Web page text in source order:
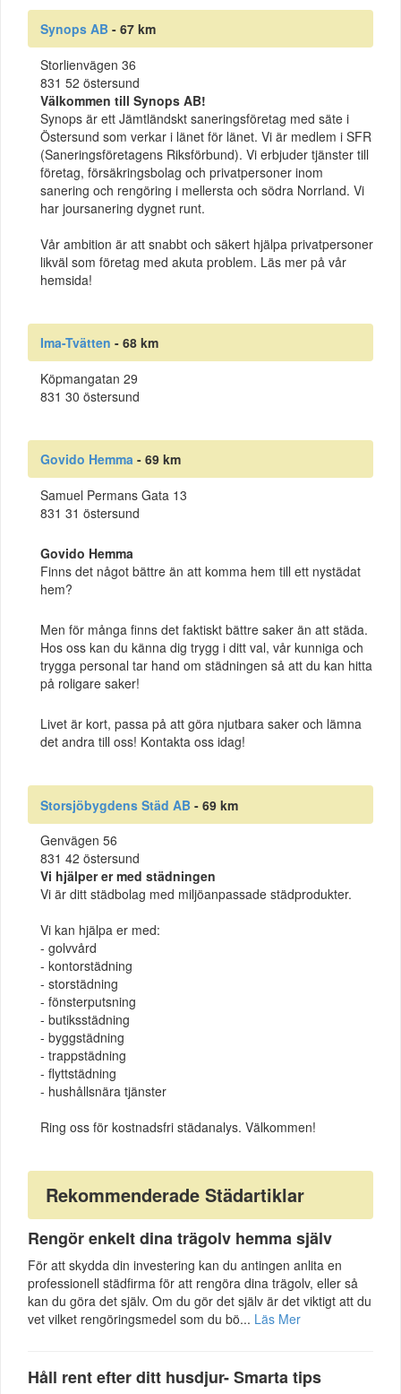
Synops AB - 67 km
Storlienvägen 36
831 52 östersund
Välkommen till Synops AB!
Synops är ett Jämtländskt saneringsföretag med säte i
Östersund som verkar i länet för länet. Vi är medlem i SFR
(Saneringsföretagens Riksförbund). Vi erbjuder tjänster till
företag, försäkringsbolag och privatpersoner inom
sanering och rengöring i mellersta och södra Norrland. Vi
har joursanering dygnet runt.
Vår ambition är att snabbt och säkert hjälpa privatpersoner
likväl som företag med akuta problem. Läs mer på vår
hemsida!
Ima-Tvätten - 68 km
Köpmangatan 29
831 30 östersund
Govido Hemma - 69 km
Samuel Permans Gata 13
831 31 östersund
Govido Hemma
Finns det något bättre än att komma hem till ett nystädat
hem?
Men för många finns det faktiskt bättre saker än att städa.
Hos oss kan du känna dig trygg i ditt val, vår kunniga och
trygga personal tar hand om städningen så att du kan hitta
på roligare saker!
Livet är kort, passa på att göra njutbara saker och lämna
det andra till oss! Kontakta oss idag!
Storsjöbygdens Städ AB - 69 km
Genvägen 56
831 42 östersund
Vi hjälper er med städningen
Vi är ditt städbolag med miljöanpassade städprodukter.
Vi kan hjälpa er med:
- golvvård
- kontorstädning
- storstädning
- fönsterputsning
- butiksstädning
- byggstädning
- trappstädning
- flyttstädning
- hushållsnära tjänster
Ring oss för kostnadsfri städanalys. Välkommen!
Rekommenderade Städartiklar
Rengör enkelt dina trägolv hemma själv
För att skydda din investering kan du antingen anlita en
professionell städfirma för att rengöra dina trägolv, eller så
kan du göra det själv. Om du gör det själv är det viktigt att du
vet vilket rengöringsmedel som du bö... Läs Mer
Håll rent efter ditt husdjur- Smarta tips